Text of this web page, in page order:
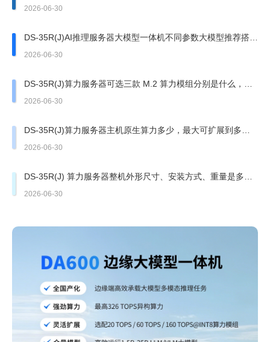
2026-06-30
DS-35R(J)AI推理服务器大模型一体机不同参数大模型推荐搭配
哪款算力模组？
2026-06-30
DS-35R(J)算力服务器可选三款 M.2 算力模组分别是什么，基
础算力指标？
2026-06-30
DS-35R(J)算力服务器主机原生算力多少，最大可扩展到多少
异构算力？
2026-06-30
DS-35R(J) 算力服务器整机外形尺寸、安装方式、重量是多
少？
2026-06-30